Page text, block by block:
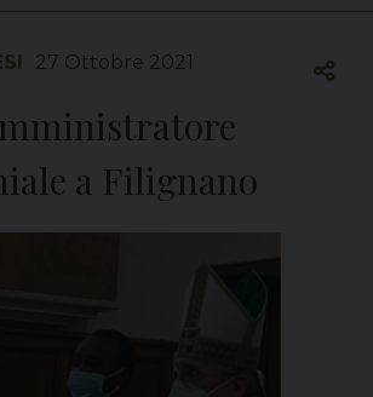
27 Ottobre 2021
a Filignano